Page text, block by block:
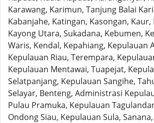
Karawang, Karimun, Tanjung Balai
Kabanjahe, Katingan, Kasongan,
Kayong Utara, Sukadana, Kebumen,
Waris, Kendal, Kepahiang, Kepulauan
Kepulauan Riau, Terempara,
Kepulauan Mentawai, Tuapejat,
Selatpanjang, Kepulauan Sangihe,
Selayar, Benteng, Administrasi
Pulau Pramuka, Kepulauan
Ondong Siau, Kepulauan Sula,